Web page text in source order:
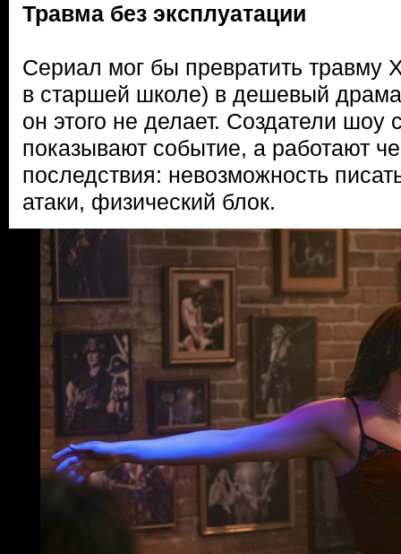
Травма без эксплуатации
Сериал мог бы превратить травму
в старшей школе) в дешевый
он этого не делает. Создатели шоу
показывают событие, а работают
последствия: невозможность
атаки, физический блок.